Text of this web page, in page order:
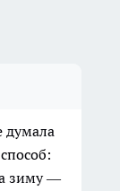
думала
зиму —